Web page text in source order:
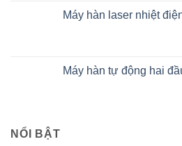
Máy hàn laser nhiệt
Máy hàn tự động hai
NỔI BẬT